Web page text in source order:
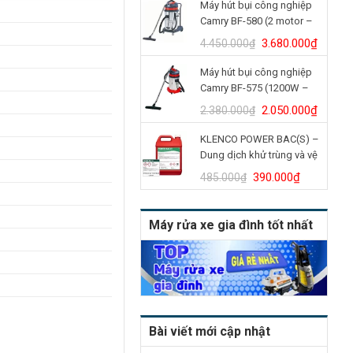
là:
4.900.000₫.
Máy hút bụi công nghiệp
Camry BF-580 (2 motor –
70L)
4.450.000₫ Giá
gốc
là:
4.450.000₫.
3.680.000₫Giá
hiện
Máy hút bụi công nghiệp
Camry BF-575 (1200W –
30L)
2.380.000₫ Giá
gốc
là:
2.380.000₫.
2.050.000₫Giá
hiện
tại
là:
KLENCO POWER BAC(S) –
Dung dịch khử trùng và vệ
sinh bồn cầu (Can 5L)
485.000₫ Giá
gốc
là:
485.000₫.
390.000₫Giá
hiện
tại
là:
Máy rửa xe gia đình tốt nhất
Bài viết mới cập nhật